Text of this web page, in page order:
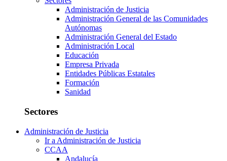
Administración de Justicia
Administración General de las Comunidades
Autónomas
Administración General del Estado
Administración Local
Educación
Empresa Privada
Entidades Públicas Estatales
Formación
Sanidad
Sectores
Administración de Justicia
Ir a Administración de Justicia
CCAA
Andalucía